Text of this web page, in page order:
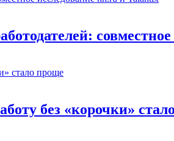
без «корочки»